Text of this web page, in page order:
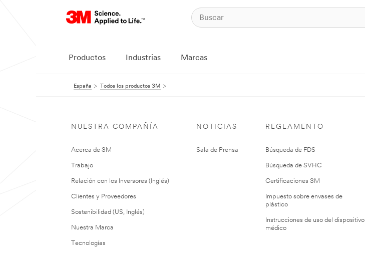
Productos Industrias Marcas
España Todos los productos 3M
NUESTRA COMPAÑÍA
Acerca de 3M
Trabajo
Relación con los Inversores (Inglés)
Clientes y Proveedores
Sostenibilidad (US, Inglés)
Nuestra Marca
Tecnologías
NOTICIAS
Sala de Prensa
REGLAMENTO
Búsqueda de FDS
Búsqueda de SVHC
Certificaciones 3M
Impuesto sobre envases de
plástico
Instrucciones de uso del dispositivo
médico